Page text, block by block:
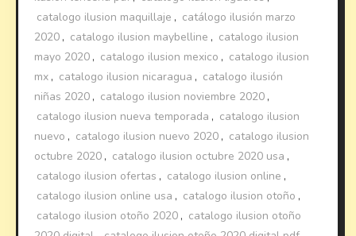
catalogo ilusion maquillaje , catálogo ilusión marzo
2020 , catalogo ilusion maybelline , catalogo ilusion
mayo 2020 , catalogo ilusion mexico , catalogo ilusion
mx , catalogo ilusion nicaragua , catalogo ilusión
niñas 2020 , catalogo ilusion noviembre 2020 ,
catalogo ilusion nueva temporada , catalogo ilusion
nuevo , catalogo ilusion nuevo 2020 , catalogo ilusion
octubre 2020 , catalogo ilusion octubre 2020 usa ,
catalogo ilusion ofertas , catalogo ilusion online ,
catalogo ilusion online usa , catalogo ilusion otoño ,
catalogo ilusion otoño 2020 , catalogo ilusion otoño